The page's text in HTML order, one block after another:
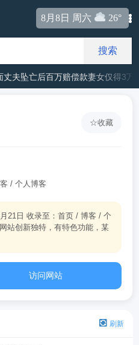
8月8日 周六 26°
搜索
丈夫坠亡后百万赔偿款妻女仅得3万
☆收藏
/ 个人博客
21日 收录至：首页 / 博客 / 个
站创新独特，有特色功能，某
访问网站
刷新